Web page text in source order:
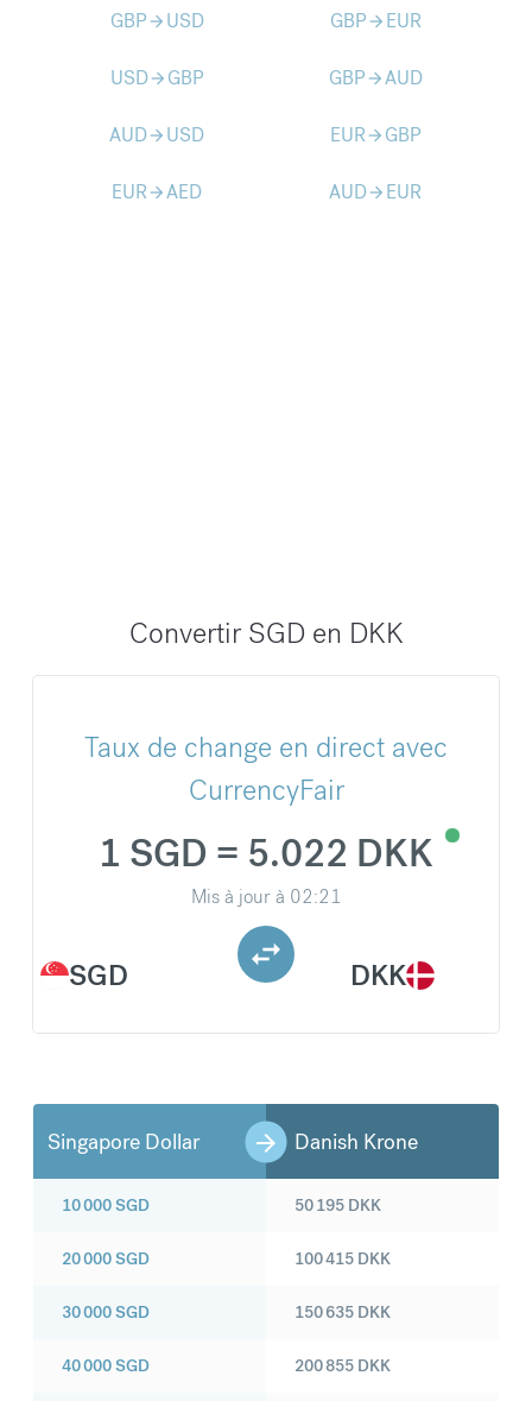
GBParrow_forward USD GBParrow_forward EUR
USDarrow_forward GBP GBParrow_forwardAUD
AUDarrow_forward USD EURarrow_forward GBP
EURarrow_forwardAED AUDarrow_forward EUR
Convertir SGD en DKK
Taux de change en direct avec
CurrencyFair
SGD
1 SGD = 5.022 DKK
Mis à jour à 02:21
DKK
Singapore Dollar Danish Krone
10 000SGD
20 000SGD
30 000SGD
40 000SGD
50 195 DKK
100 415 DKK
150 635 DKK
200 855 DKK